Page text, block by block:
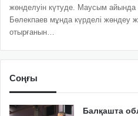
жөнделуін күтуде. Маусым айында
Бөлекпаев мұнда күрделі жөндеу
отырғанын…
Соңғы
Балқашта